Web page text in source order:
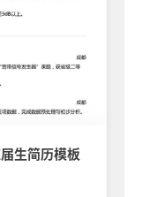
生简历模板